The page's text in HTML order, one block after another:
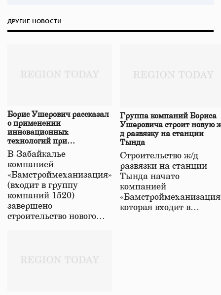
ДРУГИЕ НОВОСТИ
Борис Ушерович рассказал
о применении
инновационных
технологий при
строительстве нового моста
в Забайкалье
В Забайкалье
компанией
«Бамстроймеханизация»
(входит в группу
компаний 1520)
завершено
строительство нового…
Группа компаний Бориса
Ушеровича строит новую
д развязку на станции
Тында
Строительство ж/д
развязки на станции
Тында начато
компанией
которая входит в…